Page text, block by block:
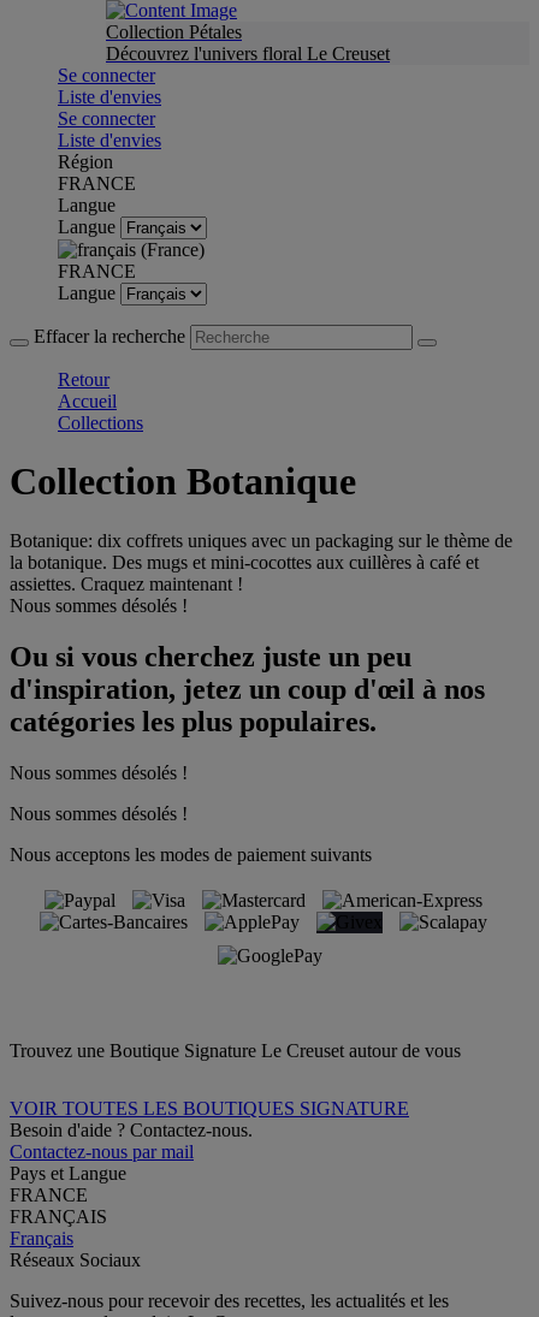
Collection Pétales
Découvrez l'univers floral Le Creuset
Se connecter
Liste d'envies
Se connecter
Liste d'envies
Région
FRANCE
Langue
Langue
FRANCE
Langue
Effacer la recherche
Retour
Accueil
Collections
Collection Botanique
Botanique: dix coffrets uniques avec un packaging sur le thème de
la botanique. Des mugs et mini-cocottes aux cuillères à café et
assiettes. Craquez maintenant !
Nous sommes désolés !
Ou si vous cherchez juste un peu
d'inspiration, jetez un coup d'œil à nos
catégories les plus populaires.
Nous sommes désolés !
Nous sommes désolés !
Nous acceptons les modes de paiement suivants
Trouvez une Boutique Signature Le Creuset autour de vous
VOIR TOUTES LES BOUTIQUES SIGNATURE
Besoin d'aide ? Contactez-nous.
Contactez-nous par mail
Pays et Langue
FRANCE
FRANÇAIS
Français
Réseaux Sociaux
Suivez-nous pour recevoir des recettes, les actualités et les